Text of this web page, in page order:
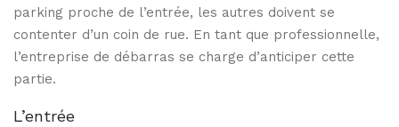
parking proche de l’entrée, les autres doivent se
contenter d’un coin de rue. En tant que professionnelle,
l’entreprise de débarras se charge d’anticiper cette
partie.
L’entrée